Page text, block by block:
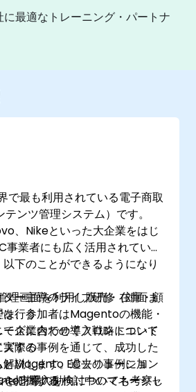
最適なトレーニング・パートナ
最も利用されている電子商取
ンツ管理システム）です。
、Nikeといった大企業をはじ
事業者にも広く活用されていま
ー主導のライブ研修（対面ま
、参加者はMagentoの機能・
企業内での導入戦略について
際の事例を通じて、成功した
説します。過去の事例に加
市場の動向についても考察し
下のことができるようになり
理画面を利用し販売・在庫・顧
を行う
ズに合わせてフロントエンド
ズする
とMagento ECソリューション
把握する
ョン導入を検討中のマネージャ